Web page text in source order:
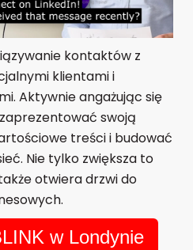
kontaktów z
klientami i
Aktywnie angażując się
swoją
treści i budować
Nie tylko zwiększa to
otwiera drzwi do
w Londynie